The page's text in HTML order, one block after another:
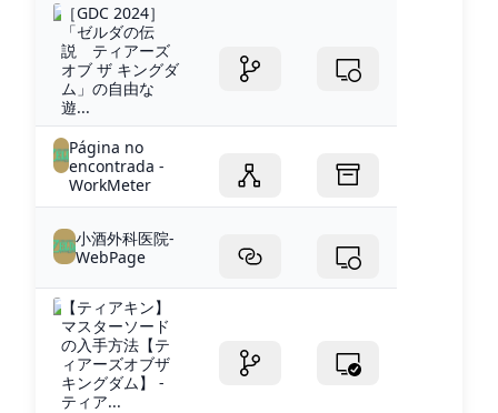
［GDC 2024］
「ゼルダの伝
説 ティアーズ
オブ ザ キングダ
ム」の自由な
遊...
Página no
encontrada -
WorkMeter
小酒外科医院-
WebPage
【ティアキン】
マスターソード
の入手方法【テ
ィアーズオブザ
キングダム】 -
ティア...